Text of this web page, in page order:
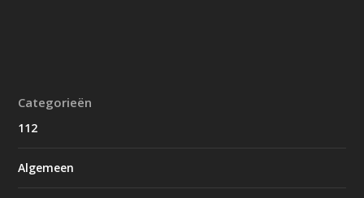
Categorieën
112
Algemeen